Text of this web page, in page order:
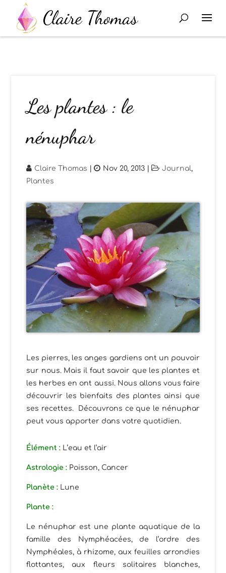
Les plantes : le
nénuphar
Claire Thomas | Nov 20, 2013 | Journal,
Plantes
Les pierres, les anges gardiens ont un pouvoir
sur nous. Mais il faut savoir que les plantes et
les herbes en ont aussi. Nous allons vous faire
découvrir les bienfaits des plantes ainsi que
ses recettes. Découvrons ce que le nénuphar
peut vous apporter dans votre quotidien.
Élément : L’eau et l’air
Astrologie : Poisson, Cancer
Planète : Lune
Plante :
Le nénuphar est une plante aquatique de la
famille des Nymphéacées, de l’ordre des
Nymphéales, à rhizome, aux feuilles arrondies
flottantes, aux fleurs solitaires blanches,